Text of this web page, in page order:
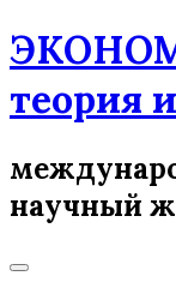
Skip
to
теория
научный